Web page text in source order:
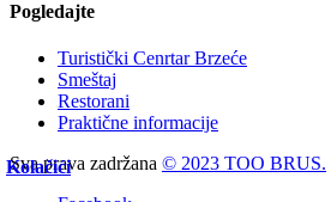
Kolačići
Pogledajte
Turistički Cenrtar Brzeće
Smeštaj
Restorani
Praktične informacije
Sva prava zadržana © 2023 TOO BRUS.